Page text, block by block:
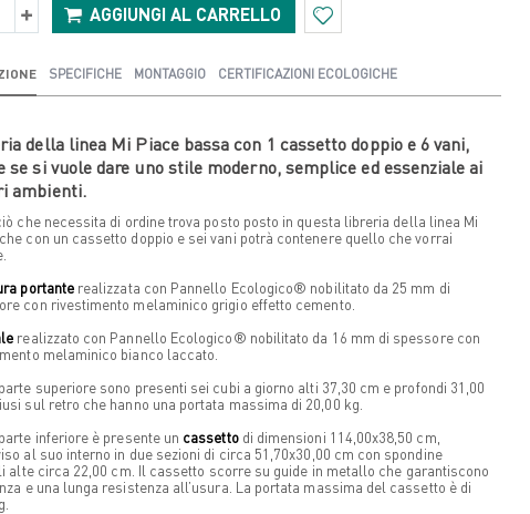
AGGIUNGI AL CARRELLO
SPECIFICHE MONTAGGIO CERTIFICAZIONI ECOLOGICHE
della linea Mi Piace bassa con 1 cassetto doppio e 6 vani,
se si vuole dare uno stile moderno, semplice ed essenziale ai
ambienti.
che necessita di ordine trova posto posto in questa libreria della linea Mi
con un cassetto doppio e sei vani potrà contenere quello che vorrai
portanterealizzata con Pannello Ecologico® nobilitato da 25 mm di
con rivestimento melaminico grigio effetto cemento.
realizzato con Pannello Ecologico® nobilitato da 16 mm di spessore con
melaminico bianco laccato.
superiore sono presenti sei cubi a giorno alti 37,30 cm e profondi 31,00
sul retro che hanno una portata massima di 20,00 kg.
inferiore è presente un cassettodi dimensioni 114,00x38,50 cm,
al suo interno in due sezioni di circa 51,70x30,00 cm con spondine
alte circa 22,00 cm. Il cassetto scorre su guide in metallo che garantiscono
e una lunga resistenza all’usura. La portata massima del cassetto è di